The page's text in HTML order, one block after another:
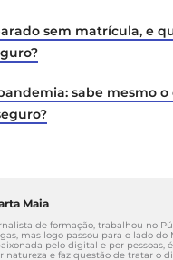
sem matrícula, e
sabe mesmo
Maia
de formação, trabalhou no
mas logo passou para o lado do
pelo digital e por pessoas,
natureza e faz questão de tratar o